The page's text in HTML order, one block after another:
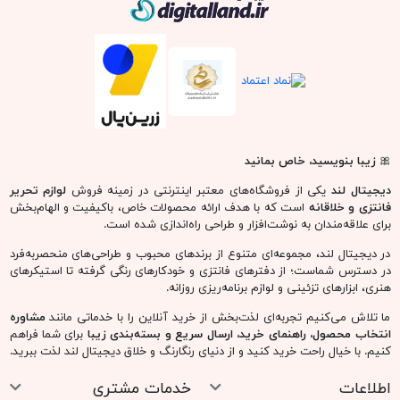
🎀زیبا بنویسید، خاص بمانید
دیجیتال لند یکی از فروشگاه‌های معتبر اینترنتی در زمینه فروش لوازم تحریر
فانتزی و خلاقانه است که با هدف ارائه محصولات خاص، باکیفیت و الهام‌بخش
برای علاقه‌مندان به نوشت‌افزار و طراحی راه‌اندازی شده است.
در دیجیتال لند، مجموعه‌ای متنوع از برندهای محبوب و طراحی‌های منحصربه‌فرد
در دسترس شماست؛ از دفترهای فانتزی و خودکارهای رنگی گرفته تا استیکرهای
هنری، ابزارهای تزئینی و لوازم برنامه‌ریزی روزانه.
ما تلاش می‌کنیم تجربه‌ای لذت‌بخش از خرید آنلاین را با خدماتی مانندمشاوره
انتخاب محصول، راهنمای خرید، ارسال سریع و بسته‌بندی زیبا برای شما فراهم
کنیم. با خیال راحت خرید کنید و از دنیای رنگارنگ و خلاق دیجیتال لند لذت ببرید.
اطلاعات خدمات مشتری